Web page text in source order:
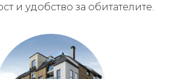
и удобство за обитателите.